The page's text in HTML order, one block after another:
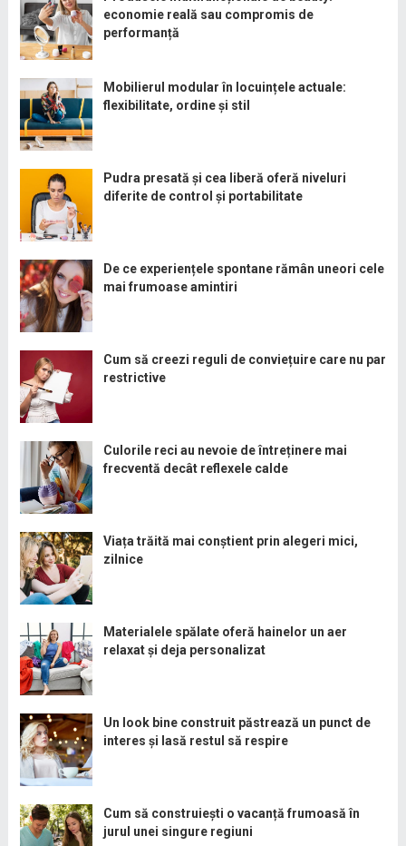
economie reală sau compromis de
performanță
Mobilierul modular în locuințele actuale:
flexibilitate, ordine și stil
Pudra presată și cea liberă oferă niveluri
diferite de control și portabilitate
De ce experiențele spontane rămân uneori cele
mai frumoase amintiri
Cum să creezi reguli de conviețuire care nu par
restrictive
Culorile reci au nevoie de întreținere mai
frecventă decât reflexele calde
Viața trăită mai conștient prin alegeri mici,
zilnice
Materialele spălate oferă hainelor un aer
relaxat și deja personalizat
Un look bine construit păstrează un punct de
interes și lasă restul să respire
Cum să construiești o vacanță frumoasă în
jurul unei singure regiuni